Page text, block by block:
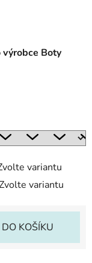
Boty
variantu
variantu
DO KOŠÍKU